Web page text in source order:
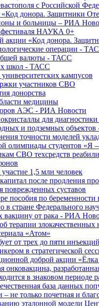
с Российской
донора. Защитники
и больницы – РИА
фестиваля НАУКА 0+
акции «Код донора.
операции -
валюты - ТАСС
школ - ТАСС
кампусов
участников СВО
донорства
медицины
АЭС - РИА Новости
для
и подземных
точности моделей
олимпиады студентов «Я
СВО техсредств
1,5 млн человек
после продления
поврежденных суставов
пособия по беременности
в стране Федерального
от рака - РИА
злокачественных
«Атом»
от трех до пяти
в стратегической
доброй акции
онковакцина,
в знаковом
база данных
только почетная и
эталонной модели